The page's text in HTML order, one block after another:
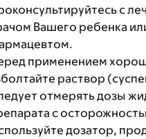
с
Вашего ребенка
применением
раствор
отмерять дозы
с
дозатор,